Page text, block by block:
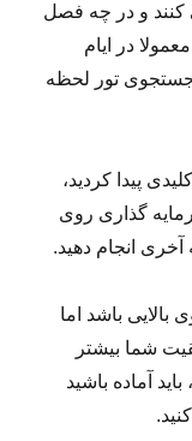
کنند و در چه فصل
در ایام
تور لحظه
پیدا کردید،
گذاری روی
آخری انجام دهید.
باشد اما
شما بیشتر
آماده باشید